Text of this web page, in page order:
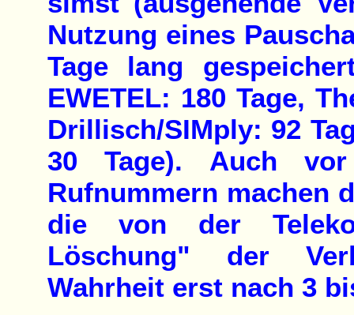
Nutzung eines
Tage lang
EWETEL: 180 Tage,
Drillisch/SIMply: 92
30 Tage). Auch
Rufnummern machen
die von der
Löschung" der
Wahrheit erst nach 3